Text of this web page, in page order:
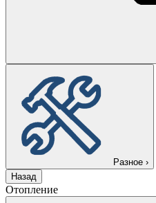
Разное ›
Назад
Отопление